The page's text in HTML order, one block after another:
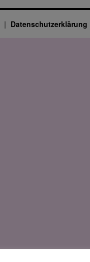
Datenschutz­erklärung